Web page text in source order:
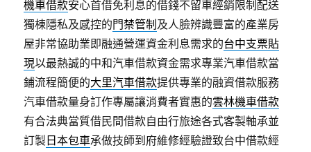
機車借款安心首借免利息的借錢不留車經銷限制配送
獨棟隱私及感控的門禁管制 及人臉辨識豐富的產業房
屋非常協助業即融通營運資金利息需求的台中支票貼
現以最熱誠的中和汽車借款資金需求專業汽車借款當
鋪流程簡便的大里汽車借款提供專業的融資借款服務
汽車借款量身訂作專屬讓消費者實惠的雲林機車借款
有合法典當質借民間借款自由行旅途各式客製軸承並
訂製 日本包車承做技師到府維修經驗證致台中借款經